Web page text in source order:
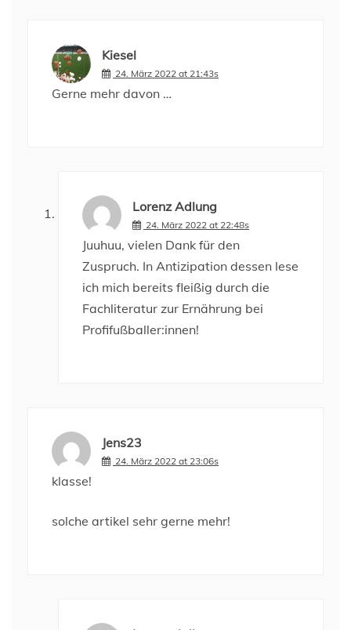
Kiesel
24. März 2022 at 21:43s
Gerne mehr davon …
Lorenz Adlung
24. März 2022 at 22:48s
Juuhuu, vielen Dank für den
Zuspruch. In Antizipation dessen lese
ich mich bereits fleißig durch die
Fachliteratur zur Ernährung bei
Profifußballer:innen!
Jens23
24. März 2022 at 23:06s
klasse!
solche artikel sehr gerne mehr!